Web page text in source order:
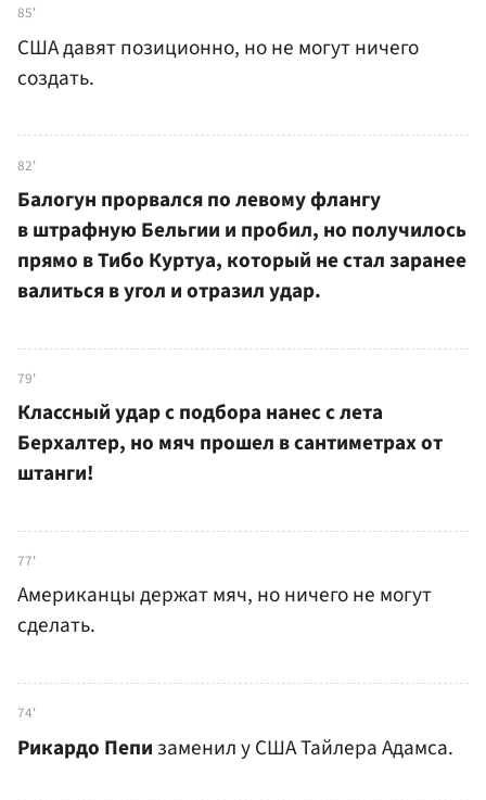
85'
США давят позиционно, но не могут ничего
создать.
82'
Балогун прорвался по левому флангу
в штрафную Бельгии и пробил, но получилось
прямо в Тибо Куртуа, который не стал заранее
валиться в угол и отразил удар.
79'
Классный удар с подбора нанес с лета
Берхалтер, но мяч прошел в сантиметрах от
штанги!
77'
Американцы держат мяч, но ничего не могут
сделать.
74'
Рикардо Пепи заменил у США Тайлера Адамса.